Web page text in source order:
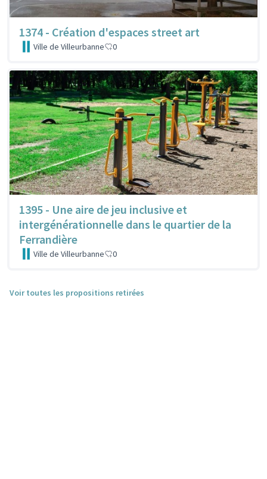
1374 - Création d'espaces street art
Ville de Villeurbanne 0
1395 - Une aire de jeu inclusive et
intergénérationnelle dans le quartier de la
Ferrandière
Ville de Villeurbanne 0
Voir toutes les propositions retirées